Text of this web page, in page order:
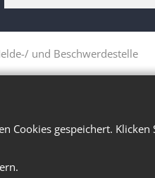
Cookies gespeichert. Klicken
und Beschwerdestelle